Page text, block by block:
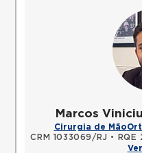
Marcos
Cirurgia de Mão
CRM 1033069/RJ • RQE